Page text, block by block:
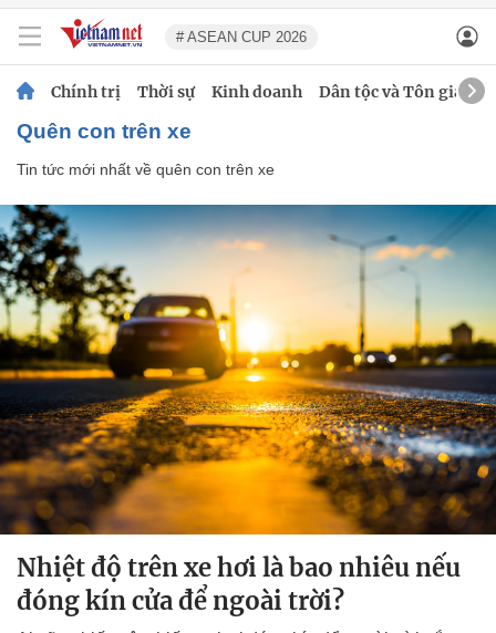
# ASEAN CUP 2026
Chính trị Thời sự Kinh doanh Dân tộc và Tôn giáo
quên con trên xe
Tin tức mới nhất về quên con trên xe
Nhiệt độ trên xe hơi là bao nhiêu nếu
đóng kín cửa để ngoài trời?